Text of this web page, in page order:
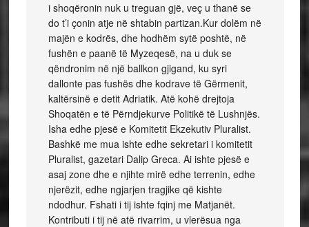
i shoqëronin nuk u treguan gjë, veç u thanë se
do t’i çonin atje në shtabin partizan.Kur dolëm në
majën e kodrës, dhe hodhëm sytë poshtë, në
fushën e paanë të Myzeqesë, na u duk se
qëndronim në një ballkon gjigand, ku syri
dallonte pas fushës dhe kodrave të Gërmenit,
kaltërsinë e detit Adriatik. Atë kohë drejtoja
Shoqatën e të Përndjekurve Politikë të Lushnjës.
Isha edhe pjesë e Komitetit Ekzekutiv Pluralist.
Bashkë me mua ishte edhe sekretari i komitetit
Pluralist, gazetari Dalip Greca. Ai ishte pjesë e
asaj zone dhe e njihte mirë edhe terrenin, edhe
njerëzit, edhe ngjarjen tragjike që kishte
ndodhur. Fshati i tij ishte fqinj me Matjanët.
Kontributi i tij në atë rivarrim, u vlerësua nga